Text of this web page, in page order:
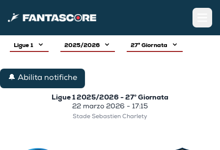
Ligue 1 2025/2026 27° Giornata
🔔 Abilita notifiche
Ligue 1 2025/2026 - 27° Giornata
22 marzo 2026 - 17:15
Stade Sebastien Charlety